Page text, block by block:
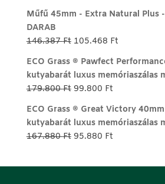
-
Műfű 45mm - Extra Natural Plus -
DARAB
146.387Ft Original
was:
146.387 Ft.
105.468 FtCurrent
is:
105.468 Ft.
ECO Grass ® Pawfect
kutyabarát luxus memóriaszálas
179.800Ft Original
was:
179.800 Ft.
99.800 FtCurrent
is:
99.800 Ft.
ECO Grass ® Great Victory
kutyabarát luxus memóriaszálas
167.880Ft Original
95.880 FtCurrent